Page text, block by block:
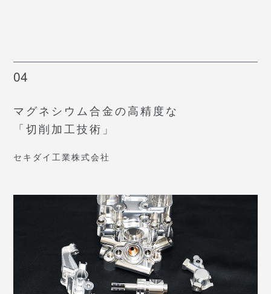
04
マグネシウム合金の高精度な
「切削加工技術」
セキダイ工業株式会社